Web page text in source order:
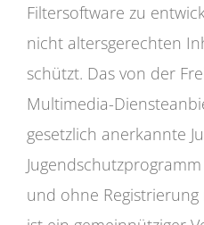
Filtersoftware zu
nicht altersgerechten
schützt. Das von der
Multimedia-
gesetzlich anerkannte
und ohne Registrierung